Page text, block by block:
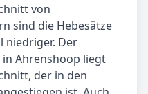
von
sind die Hebesätze
niedriger. Der
Ahrenshoop liegt
der in den